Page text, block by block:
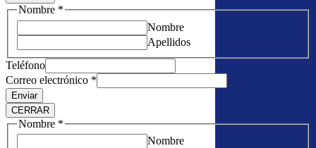
Nombre *
Nombre
Apellidos
Teléfono
Correo electrónico *
Enviar
CERRAR
Nombre *
Nombre